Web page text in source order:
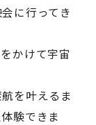
に行ってき
かけて宇宙
を叶えるま
験できま